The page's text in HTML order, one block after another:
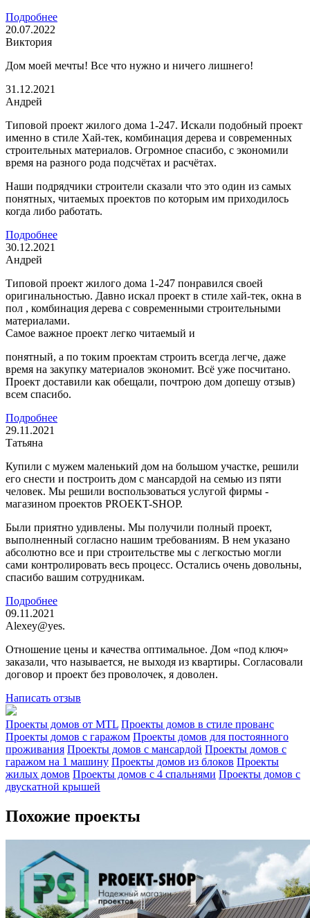
Подробнее
20.07.2022
Виктория
Дом моей мечты! Все что нужно и ничего лишнего!
31.12.2021
Андрей
Типовой проект жилого дома 1-247. Искали подобный проект
именно в стиле Хай-тек, комбинация дерева и современных
строительных материалов. Огромное спасибо, с экономили
время на разного рода подсчётах и расчётах.
Наши подрядчики строители сказали что это один из самых
понятных, читаемых проектов по которым им приходилось
когда либо работать.
Подробнее
30.12.2021
Андрей
Типовой проект жилого дома 1-247 понравился своей
оригинальностью. Давно искал проект в стиле хай-тек, окна в
пол , комбинация дерева с современными строительными
материалами.
Самое важное проект легко читаемый и
понятный, а по токим проектам строить всегда легче, даже
время на закупку материалов экономит. Всё уже посчитано.
Проект доставили как обещали, почтрою дом допешу отзыв)
всем спасибо.
Подробнее
29.11.2021
Татьяна
Купили с мужем маленький дом на большом участке, решили
его снести и построить дом с мансардой на семью из пяти
человек. Мы решили воспользоваться услугой фирмы -
магазином проектов PROEKT-SHOP.
Были приятно удивлены. Мы получили полный проект,
выполненный согласно нашим требованиям. В нем указано
абсолютно все и при строительстве мы с легкостью могли
сами контролировать весь процесс. Остались очень довольны,
спасибо вашим сотрудникам.
Подробнее
09.11.2021
Alexey@yes.
Отношение цены и качества оптимальное. Дом «под ключ»
заказали, что называется, не выходя из квартиры. Согласовали
договор и проект без проволочек, я доволен.
Написать отзыв
Проекты домов от MTL Проекты домов в стиле прованс
Проекты домов с гаражом Проекты домов для постоянного
проживания Проекты домов с мансардой Проекты домов с
гаражом на 1 машину Проекты домов из блоков Проекты
жилых домов Проекты домов с 4 спальнями Проекты домов с
двускатной крышей
Похожие проекты